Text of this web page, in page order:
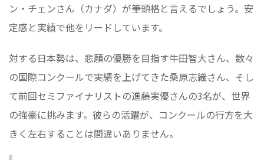
ン・チェンさん（カナダ）が筆頭格と言えるでしょう。安
定感と実績で他をリードしています。
対する日本勢は、悲願の優勝を目指す牛田智大さん、数々
の国際コンクールで実績を上げてきた桑原志織さん、そし
て前回セミファイナリストの進藤実優さんの3名が、世界
の強豪に挑みます。彼らの活躍が、コンクールの行方を大
きく左右することは間違いありません。